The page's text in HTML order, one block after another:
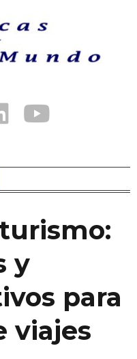
y
para
viajes